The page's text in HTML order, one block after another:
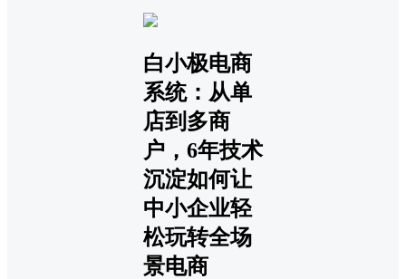
白小极电商
系统：从单
店到多商
户，6年技术
沉淀如何让
中小企业轻
松玩转全场
景电商